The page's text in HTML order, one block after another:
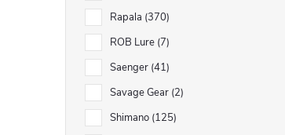
Rapala 370
ROB Lure 7
Saenger 41
Savage Gear 2
Shimano 125